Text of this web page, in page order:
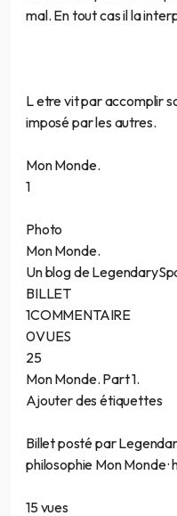
mal. En tout cas il la
L etre vit par accomplir
imposé par les autres.
Mon Monde.
1
Photo
Mon Monde.
Un blog de
BILLET
1COMMENTAIRE
0VUES
25
Mon Monde. Part 1.
Ajouter des étiquettes
Billet posté par
philosophie Mon Monde ·
15 vues